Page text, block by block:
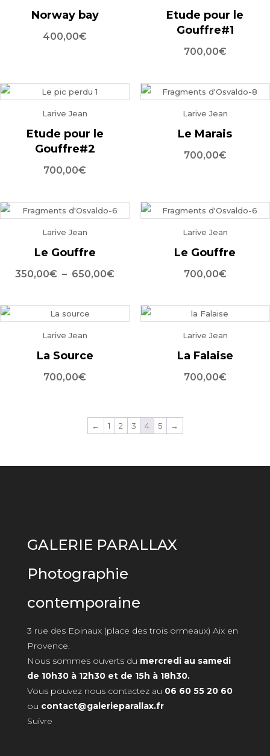
Norway bay
400,00€
Etude pour le
Gouffre#1
700,00€
Larive Jean
Etude pour le
Gouffre#2
700,00€
Larive Jean
Le Marais
700,00€
Larive Jean
Le Gouffre
350,00€ – 650,00€
prix :
350,00€
Larive Jean
Le Gouffre
700,00€
Larive Jean
La Source
700,00€
Larive Jean
La Falaise
700,00€
← 1 2 3 4 5 →
GALERIE PARALLAX
Photographie
contemporaine
3 rue des Epinaux (place des trois ormeaux) Aix en
Provence.
Nous sommes ouverts du mercredi au samedi
de 10h30 à 12h30 et de 15h à 18h30.
Vous pouvez nous contactez au 06 60 55 20 60
ou contact@galerieparallax.fr
Suivre